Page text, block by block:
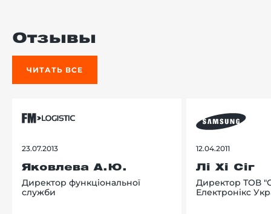
Отзывы
ЧИТАТЬ ВСЕ
23.07.2013
Яковлева А.Ю.
Директор функціональної
служби
12.04.2011
Лі Хі Сіг
Директор ТОВ
Електронікс